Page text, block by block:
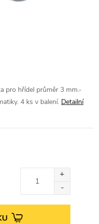
pro hřídel průměr 3 mm.-
4 ks v balení. Detailní